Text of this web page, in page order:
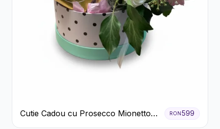
Cutie Cadou cu Prosecco Mionetto
Ferrero Rocher și Flori Pastelate
RON599